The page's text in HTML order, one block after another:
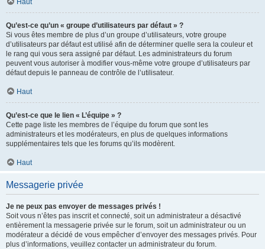
Haut
Qu’est-ce qu’un « groupe d’utilisateurs par défaut » ?
Si vous êtes membre de plus d’un groupe d’utilisateurs, votre groupe
d’utilisateurs par défaut est utilisé afin de déterminer quelle sera la couleur et
le rang qui vous sera assigné par défaut. Les administrateurs du forum
peuvent vous autoriser à modifier vous-même votre groupe d’utilisateurs par
défaut depuis le panneau de contrôle de l’utilisateur.
Haut
Qu’est-ce que le lien « L’équipe » ?
Cette page liste les membres de l’équipe du forum que sont les
administrateurs et les modérateurs, en plus de quelques informations
supplémentaires tels que les forums qu’ils modèrent.
Haut
Messagerie privée
Je ne peux pas envoyer de messages privés !
Soit vous n’êtes pas inscrit et connecté, soit un administrateur a désactivé
entièrement la messagerie privée sur le forum, soit un administrateur ou un
modérateur a décidé de vous empêcher d’envoyer des messages privés. Pour
plus d’informations, veuillez contacter un administrateur du forum.